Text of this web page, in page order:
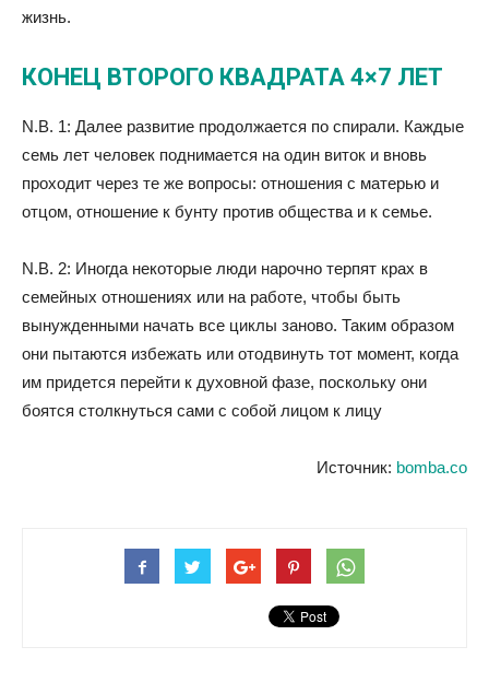
жизнь.
КОНЕЦ ВТОРОГО КВАДРАТА 4×7 ЛЕТ
N.B. 1: Далее развитие продолжается по спирали. Каждые
семь лет человек поднимается на один виток и вновь
проходит через те же вопросы: отношения с матерью и
отцом, отношение к бунту против общества и к семье.
N.B. 2: Иногда некоторые люди нарочно терпят крах в
семейных отношениях или на работе, чтобы быть
вынужденными начать все циклы заново. Таким образом
они пытаются избежать или отодвинуть тот момент, когда
им придется перейти к духовной фазе, поскольку они
боятся столкнуться сами с собой лицом к лицу
Источник: bomba.co